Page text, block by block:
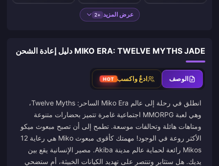
عرض المزيد +2
MIKO ERA: TWELVE MYTHS JADE دليل إعادة الشحن
الوصف ادعُ واكسب HOT
انطلق في رحلة إلى عالم Miko Era الساحر: Twelve Myths،
وهي لعبة MMORPG اجتماعية غامرة تتميز بحضارات متنوعة
ومتاهات هائلة وتحالفات موسعة. تطمح إلى أن تصبح مبعوث ميكو
الأكثر روعة في الوجود! مهمتك كأقوى مبعوث Miko هي رعاية 12
Mikos رائعة لحماية عالم مدينة Akiba. مصير الإنسانية يقع بين
يديك. هل ستثابر وتنتصر على تهديد الكيانات الخبيثة، أم ستضحي